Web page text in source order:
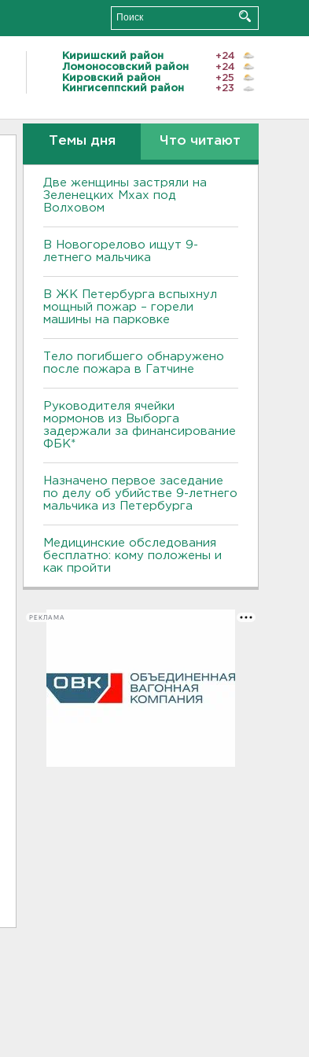
Киришский район
+24
Ломоносовский район
+24
Кировский район
+25
Кингисеппский район
+23
Темы дня Что читают
Две женщины застряли на
Зеленецких Мхах под
Волховом
В Новогорелово ищут 9-
летнего мальчика
В ЖК Петербурга вспыхнул
мощный пожар – горели
машины на парковке
Тело погибшего обнаружено
после пожара в Гатчине
Руководителя ячейки
мормонов из Выборга
задержали за финансирование
ФБК*
Назначено первое заседание
по делу об убийстве 9-летнего
мальчика из Петербурга
Медицинские обследования
бесплатно: кому положены и
как пройти
РЕКЛАМА